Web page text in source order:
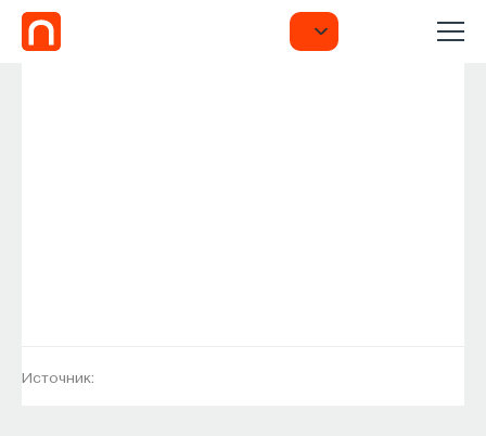
Источник: